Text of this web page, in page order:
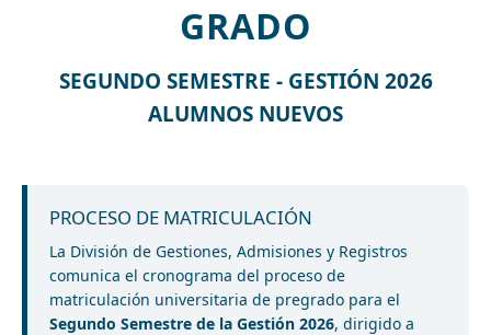
GRADO
SEGUNDO SEMESTRE - GESTIÓN 2026
ALUMNOS NUEVOS
PROCESO DE MATRICULACIÓN
La División de Gestiones, Admisiones y Registros
comunica el cronograma del proceso de
matriculación universitaria de pregrado para el
Segundo Semestre de la Gestión 2026, dirigido a